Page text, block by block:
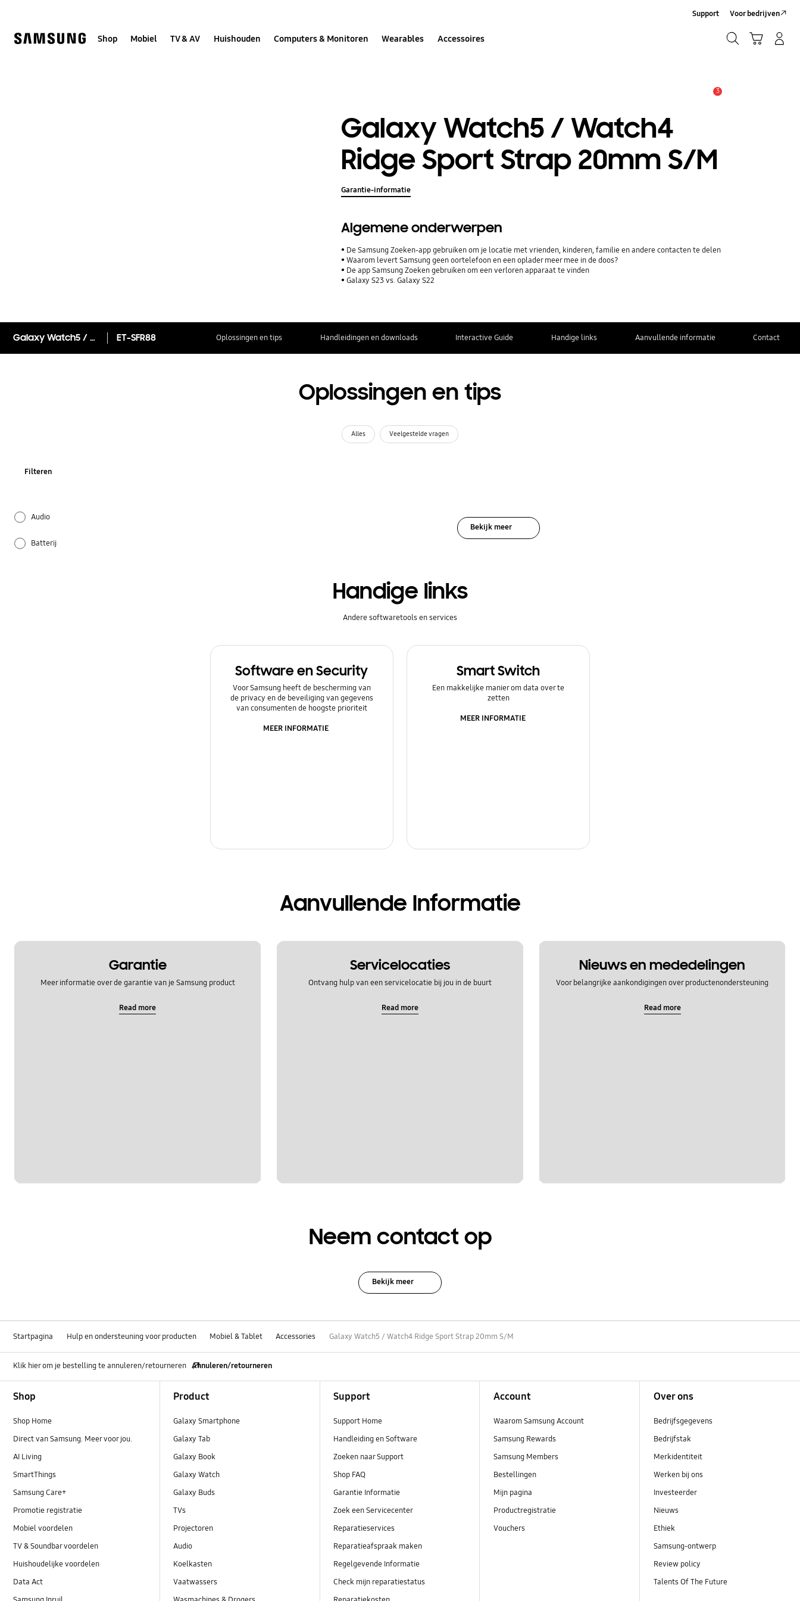
Shop Mobiel TV & AV Huishouden Computers & Monitoren Wearables Accessoires
Support Voor bedrijven
3
Galaxy Watch5 / Watch4
Ridge Sport Strap 20mm S/M
Garantie-informatie
Algemene onderwerpen
De Samsung Zoeken-app gebruiken om je locatie met vrienden, kinderen, familie en andere contacten te delen
Waarom levert Samsung geen oortelefoon en een oplader meer mee in de doos?
De app Samsung Zoeken gebruiken om een verloren apparaat te vinden
Galaxy S23 vs. Galaxy S22
Galaxy Watch5 / Watch4 Ridge Sport Strap 20mm S/M ET-SFR88 Oplossingen en tips Handleidingen en downloads Interactive Guide Handige links Aanvullende informatie Contact
Oplossingen en tips
Alles Veelgestelde vragen
Filteren
Audio
Batterij
Bekijk meer
Handige links
Andere softwaretools en services
Software en Security
Voor Samsung heeft de bescherming van
de privacy en de beveiliging van gegevens
van consumenten de hoogste prioriteit
MEER INFORMATIE
Smart Switch
Een makkelijke manier om data over te
zetten
MEER INFORMATIE
Aanvullende Informatie
Garantie
Meer informatie over de garantie van je Samsung product
Read more
Servicelocaties
Ontvang hulp van een servicelocatie bij jou in de buurt
Read more
Nieuws en mededelingen
Voor belangrijke aankondigingen over productenondersteuning
Read more
Neem contact op
Bekijk meer
Startpagina Hulp en ondersteuning voor producten Mobiel & Tablet Accessories Galaxy Watch5 / Watch4 Ridge Sport Strap 20mm S/M
Klik hier om je bestelling te annuleren/retourneren Annuleren/retourneren
Shop
Shop Home
Direct van Samsung. Meer voor jou.
AI Living
SmartThings
Samsung Care+
Promotie registratie
Mobiel voordelen
TV & Soundbar voordelen
Huishoudelijke voordelen
Data Act
Product
Galaxy Smartphone
Galaxy Tab
Galaxy Book
Galaxy Watch
Galaxy Buds
TVs
Projectoren
Audio
Koelkasten
Vaatwassers
Support
Support Home
Handleiding en Software
Zoeken naar Support
Shop FAQ
Garantie Informatie
Zoek een Servicecenter
Reparatieservices
Reparatieafspraak maken
Regelgevende Informatie
Check mijn reparatiestatus
Account
Waarom Samsung Account
Samsung Rewards
Samsung Members
Bestellingen
Mijn pagina
Productregistratie
Vouchers
Over ons
Bedrijfsgegevens
Bedrijfstak
Merkidentiteit
Werken bij ons
Investeerder
Nieuws
Ethiek
Samsung-ontwerp
Review policy
Talents Of The Future